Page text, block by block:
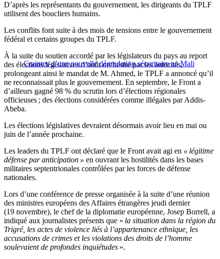
D’après les représentants du gouvernement, les dirigeants du TPLF
utilisent des boucliers humains.
Les conflits font suite à des mois de tensions entre le gouvernement
fédéral et certains groupes du TPLF.
Craintes d’une nouvelle dégradation sécuritaire au Mali
À la suite du soutien accordé par les législateurs du pays au report
des élections législatives d’août orchestré par les autorités,
prolongeant ainsi le mandat de M. Ahmed, le TPLF a annoncé qu’il
ne reconnaissait plus le gouvernement. En septembre, le Front a
d’ailleurs gagné 98 % du scrutin lors d’élections régionales
officieuses ; des élections considérées comme illégales par Addis-
Abeba.
Les élections législatives devraient désormais avoir lieu en mai ou
juin de l’année prochaine.
Les leaders du TPLF ont déclaré que le Front avait agi en « légitime
défense par anticipation » en ouvrant les hostilités dans les bases
militaires septentrionales contrôlées par les forces de défense
nationales.
Lors d’une conférence de presse organisée à la suite d’une réunion
des ministres européens des Affaires étrangères jeudi dernier
(19 novembre), le chef de la diplomatie européenne, Josep Borrell, a
indiqué aux journalistes présents que « la situation dans la région du
Trigré, les actes de violence liés à l’appartenance ethnique, les
accusations de crimes et les violations des droits de l’homme
soulevaient de profondes inquiétudes ».